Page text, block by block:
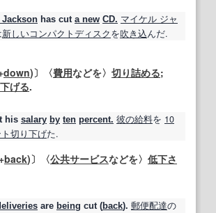
Jackson has cut a new CD. マイケル ジャ
新しいコンパクトディスクを吹き込んだ.
down)〕〈費用などを〉 切り詰める;
げる.
his salary by ten percent. 彼の給料を 10
切り下げた.
back)〕〈公共サービスなどを〉 低下さ
are being cut(back). 郵便配達の